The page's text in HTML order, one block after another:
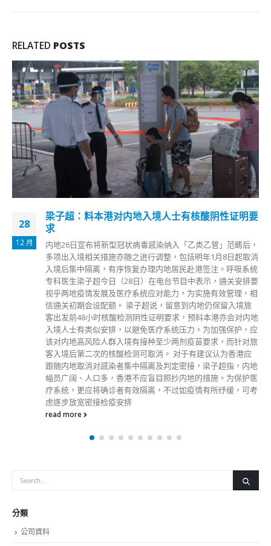
RELATED POSTS
28
12 月
梁子超：料本港对内地入境人士有核酸阴性证明要
求
内地26日宣布将新型冠状病毒感染纳入「乙类乙管」范畴后，
多项出入境相关措施亦随之进行调整，包括明年1月8日起取消
入境后集中隔离，有序恢复办理内地居民赴港签注。呼吸系统
专科医生梁子超今日（28日）在电台节目中表示，通关安排要
视乎两地疫情发展及医疗系统应对能力，为实施有效管理，相
信通关初期会设配额。 梁子超说，留意到内地仍保留入境旅
客出发前48小时核酸检测阴性证明要求，预料本港亦会对内地
入境人士有类似安排，以避免医疗系统压力。为加强保护，应
该对内地高风险人群入境有接种至少两剂疫苗要求，而针对旅
客入境后第二次的核酸检测可取消。 对于有建议认为香港应
跟随内地取消对感染者集中隔离及判定密接，梁子超指，内地
幅员广阔、人口多，香港不应盲目照抄内地的措施。为保护医
疗系统，更应将确诊者有效隔离，不过如疫情有所纾缓，可考
虑逐步放宽密接检疫安排
read more
分類
公司資料